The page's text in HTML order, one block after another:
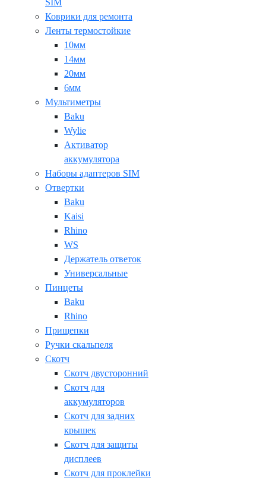
SIM
Коврики для ремонта
Ленты термостойкие
10мм
14мм
20мм
6мм
Мультиметры
Baku
Wylie
Активатор
аккумулятора
Наборы адаптеров SIM
Отвертки
Baku
Kaisi
Rhino
WS
Держатель ответок
Универсальные
Пинцеты
Baku
Rhino
Прищепки
Ручки скальпеля
Скотч
Скотч двусторонний
Скотч для
аккумуляторов
Скотч для задних
крышек
Скотч для защиты
дисплеев
Скотч для проклейки